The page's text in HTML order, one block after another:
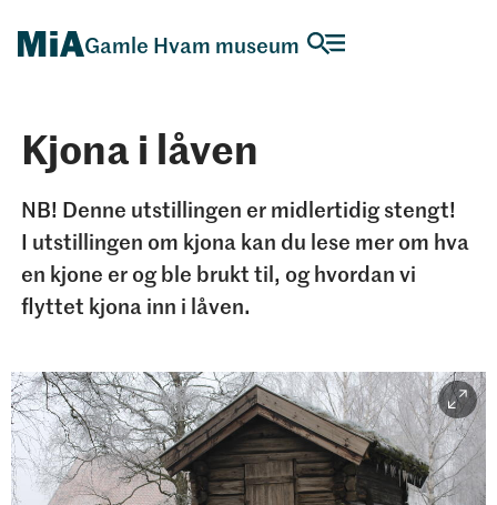
Gamle Hvam museum
Kjona i låven
NB! Denne utstillingen er midlertidig stengt!
I utstillingen om kjona kan du lese mer om hva
en kjone er og ble brukt til, og hvordan vi
flyttet kjona inn i låven.